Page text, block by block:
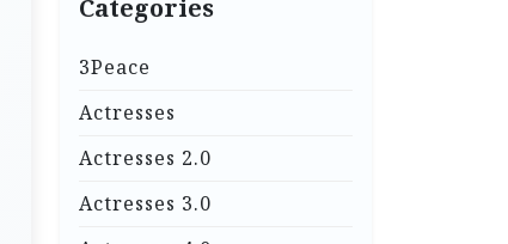
Categories
3Peace
Actresses
Actresses 2.0
Actresses 3.0